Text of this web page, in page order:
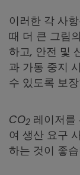
이러한 각 사
때 더 큰 그림
하고, 안전 및
과 가동 중지
수 있도록 보
CO2 레이저를
여 생산 요구
하는 것이 좋